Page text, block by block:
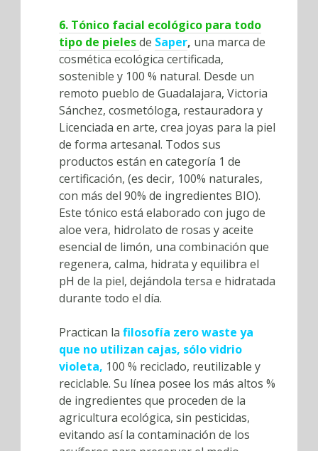
6. Tónico facial ecológico para todo
tipo de pielesde Saper, una marca de
cosmética ecológica certificada,
sostenible y 100 % natural. Desde un
remoto pueblo de Guadalajara, Victoria
Sánchez, cosmetóloga, restauradora y
Licenciada en arte, crea joyas para la piel
de forma artesanal. Todos sus
productos están en categoría 1 de
certificación, (es decir, 100% naturales,
con más del 90% de ingredientes BIO).
Este tónico está elaborado con jugo de
aloe vera, hidrolato de rosas y aceite
esencial de limón, una combinación que
regenera, calma, hidrata y equilibra el
pH de la piel, dejándola tersa e hidratada
durante todo el día.
Practican la filosofía zero waste ya
que no utilizan cajas, sólo vidrio
violeta, 100 % reciclado, reutilizable y
reciclable. Su línea posee los más altos %
de ingredientes que proceden de la
agricultura ecológica, sin pesticidas,
evitando así la contaminación de los